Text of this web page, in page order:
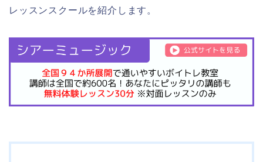
レッスンスクールを紹介します。